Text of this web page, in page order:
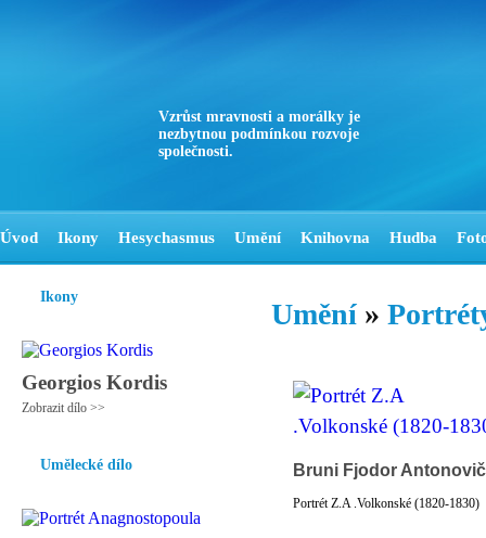
Vzrůst mravnosti a morálky je
nezbytnou podmínkou rozvoje
společnosti.
Úvod Ikony Hesychasmus Umění Knihovna Hudba
Ikony
Georgios Kordis
Zobrazit dílo >>
Umělecké dílo
Umění »
Bruni Fjodor Antonovič
Portrét Z.A .Volkonské (1820-1830)